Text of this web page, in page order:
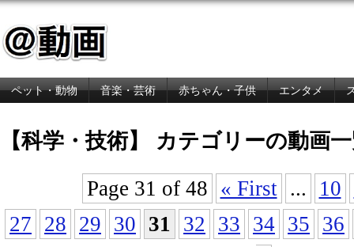
ペット・動物 音楽・芸術 赤ちゃん・子供 エンタメ
【科学・技術】 カテゴリーの動画
Page 31 of 48 « First ... 10
27 28 29 30 31 32 33 34 35 36